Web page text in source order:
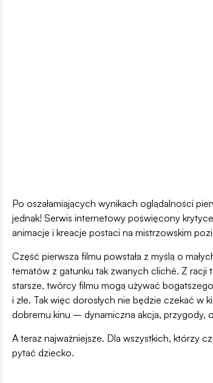
Po oszałamiających wynikach oglądalności
jednak! Serwis internetowy poświęcony
animacje i kreacje postaci na mistrzowskim
Część pierwsza filmu powstała z myślą o
tematów z gatunku tak zwanych cliché. Z racji
starsze, twórcy filmu mogą używać
i złe. Tak więc dorosłych nie będzie czekać w
dobremu kinu – dynamiczna akcja, przygody,
A teraz najważniejsze. Dla wszystkich, którzy
pytać dziecko.